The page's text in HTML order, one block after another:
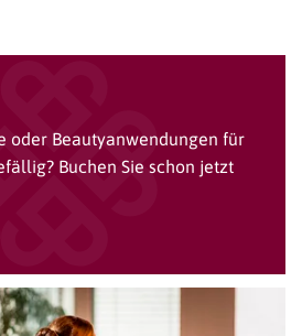
oder Beautyanwendungen für
Buchen Sie schon jetzt